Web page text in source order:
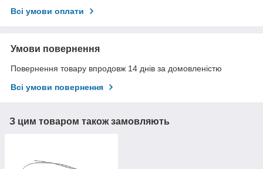
Всі умови оплати
Умови повернення
Повернення товару впродовж 14 днів за домовленістю
Всі умови повернення
З цим товаром також замовляють